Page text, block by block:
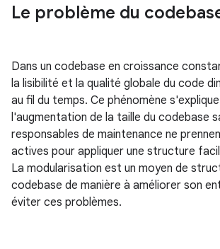
Le problème du
Dans un codebase en croissance
la lisibilité et la qualité globale du code
au fil du temps. Ce phénomène
l'augmentation de la taille du codebase
responsables de maintenance ne
actives pour appliquer une structure
La modularisation est un moyen de
codebase de manière à améliorer son
éviter ces problèmes.